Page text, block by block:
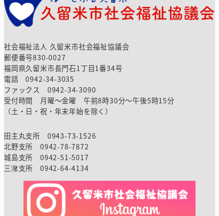
社会福祉法人 久留米市社会福祉協議会
郵便番号830-0027
福岡県久留米市長門石1丁目1番34号
電話 0942-34-3035
ファックス 0942-34-3090
受付時間 月曜～金曜 午前8時30分～午後5時15分
（土・日・祝・年末年始を除く）
田主丸支所 0943-73-1526
北野支所 0942-78-7872
城島支所 0942-51-5017
三潴支所 0942-64-4134